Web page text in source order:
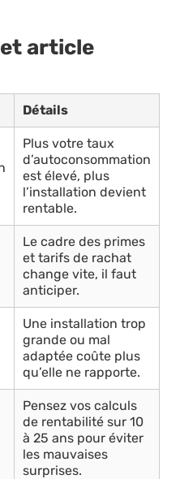
article
Détails
Plus votre taux
d’autoconsommation
est élevé, plus
l’installation devient
rentable.
Le cadre des primes
et tarifs de rachat
change vite, il faut
anticiper.
Une installation trop
grande ou mal
adaptée coûte plus
qu’elle ne rapporte.
Pensez vos calculs
de rentabilité sur 10
à 25 ans pour éviter
les mauvaises
surprises.